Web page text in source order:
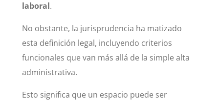
laboral.
No obstante, la jurisprudencia ha matizado
esta definición legal, incluyendo criterios
funcionales que van más allá de la simple alta
administrativa.
Esto significa que un espacio puede ser